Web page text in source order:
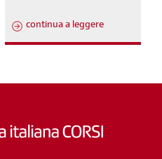
continua a leggere